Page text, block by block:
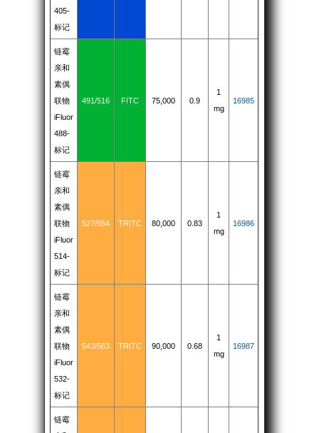
405-
标记
链霉
亲和
素偶
联物
iFluor
488-
标记
491/516 FITC 75,000 0.9
1
mg
16985
链霉
亲和
素偶
联物
iFluor
514-
标记
527/554 TRITC 80,000 0.83
1
mg
16986
链霉
亲和
素偶
联物
iFluor
532-
标记
543/563 TRITC 90,000 0.68
1
mg
16987
链霉